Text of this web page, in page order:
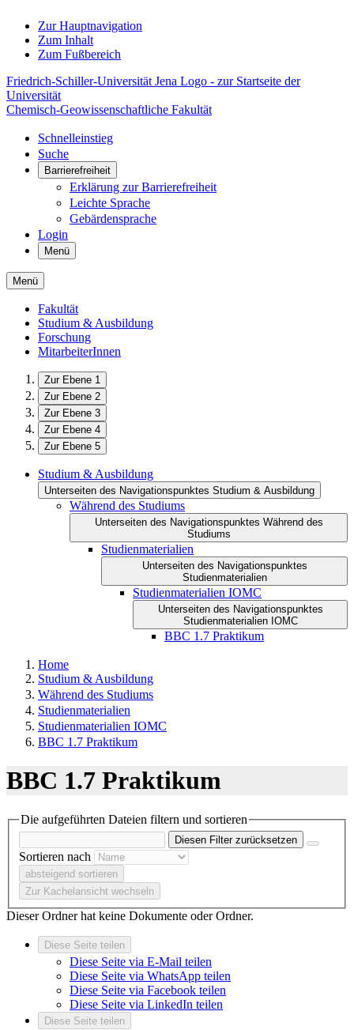
Zur Hauptnavigation
Zum Inhalt
Zum Fußbereich
Friedrich-Schiller-Universität Jena Logo - zur Startseite der
Universität
Chemisch-Geowissenschaftliche Fakultät
Schnelleinstieg
Suche
Barrierefreiheit
Erklärung zur Barrierefreiheit
Leichte Sprache
Gebärdensprache
Login
Menü
Menü
Fakultät
Studium & Ausbildung
Forschung
MitarbeiterInnen
Zur Ebene 1
Zur Ebene 2
Zur Ebene 3
Zur Ebene 4
Zur Ebene 5
Studium & Ausbildung
Unterseiten des Navigationspunktes Studium & Ausbildung
Während des Studiums
Unterseiten des Navigationspunktes Während des
Studiums
Studienmaterialien
Unterseiten des Navigationspunktes
Studienmaterialien
Studienmaterialien IOMC
Unterseiten des Navigationspunktes
Studienmaterialien IOMC
BBC 1.7 Praktikum
Home
Studium & Ausbildung
Während des Studiums
Studienmaterialien
Studienmaterialien IOMC
BBC 1.7 Praktikum
BBC 1.7 Praktikum
Die aufgeführten Dateien filtern und sortieren
Diesen Filter zurücksetzen
Sortieren nach
absteigend sortieren
Zur Kachelansicht wechseln
Dieser Ordner hat keine Dokumente oder Ordner.
Diese Seite teilen
Diese Seite via E-Mail teilen
Diese Seite via WhatsApp teilen
Diese Seite via Facebook teilen
Diese Seite via LinkedIn teilen
Diese Seite teilen